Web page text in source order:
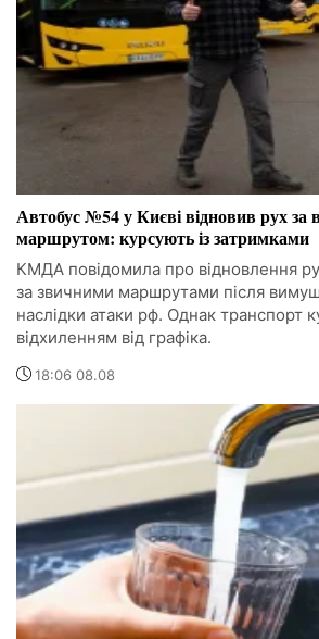
Автобус №54 у Києві відновив рух за
маршрутом: курсують із затримками
КМДА повідомила про відновлення
за звичними маршрутами після
наслідки атаки рф. Однак транспорт
відхиленням від графіка.
18:06 08.08